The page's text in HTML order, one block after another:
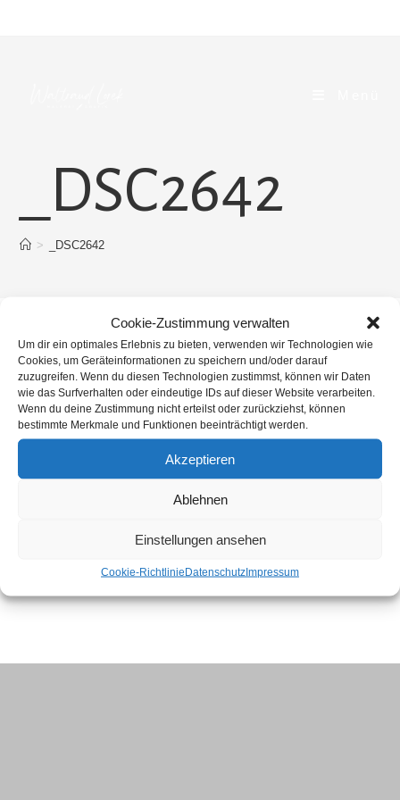
Cookie-Zustimmung verwalten
Um dir ein optimales Erlebnis zu bieten, verwenden wir Technologien wie
Cookies, um Geräteinformationen zu speichern und/oder darauf
zuzugreifen. Wenn du diesen Technologien zustimmst, können wir Daten
wie das Surfverhalten oder eindeutige IDs auf dieser Website verarbeiten.
Wenn du deine Zustimmung nicht erteilst oder zurückziehst, können
bestimmte Merkmale und Funktionen beeinträchtigt werden.
Akzeptieren
Ablehnen
Einstellungen ansehen
Cookie-RichtlinieDatenschutzImpressum
_DSC2642
> _DSC2642